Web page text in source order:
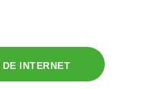
INTERNET